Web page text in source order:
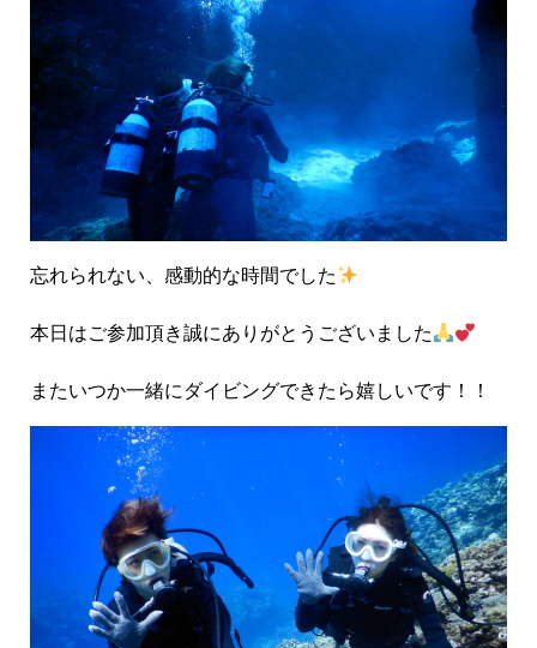
忘れられない、感動的な時間でした
本日はご参加頂き誠にありがとうございました
またいつか一緒にダイビングできたら嬉しいです！！